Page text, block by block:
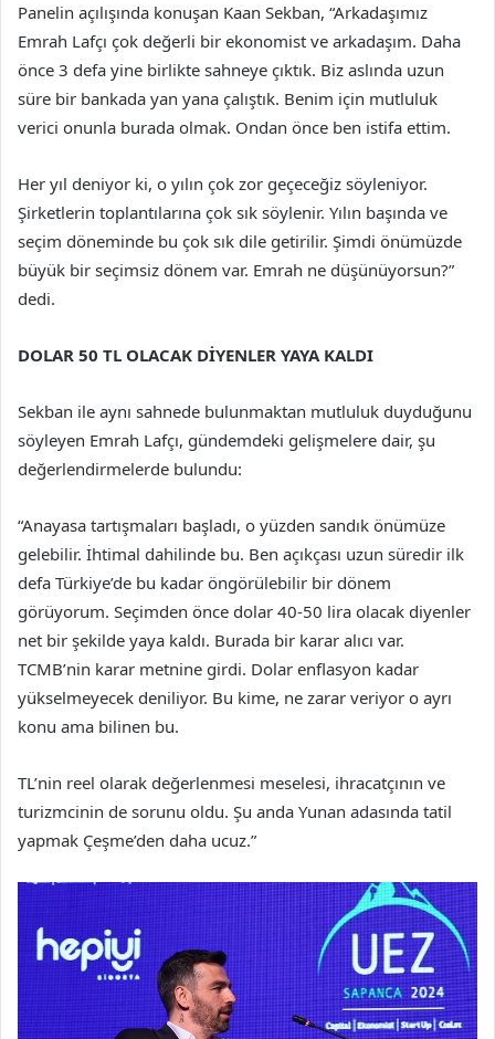
Panelin açılışında konuşan Kaan Sekban, “Arkadaşımız
Emrah Lafçı çok değerli bir ekonomist ve arkadaşım. Daha
önce 3 defa yine birlikte sahneye çıktık. Biz aslında uzun
süre bir bankada yan yana çalıştık. Benim için mutluluk
verici onunla burada olmak. Ondan önce ben istifa ettim.
Her yıl deniyor ki, o yılın çok zor geçeceğiz söyleniyor.
Şirketlerin toplantılarına çok sık söylenir. Yılın başında ve
seçim döneminde bu çok sık dile getirilir. Şimdi önümüzde
büyük bir seçimsiz dönem var. Emrah ne düşünüyorsun?”
dedi.
DOLAR 50 TL OLACAK DİYENLER YAYA KALDI
Sekban ile aynı sahnede bulunmaktan mutluluk duyduğunu
söyleyen Emrah Lafçı, gündemdeki gelişmelere dair, şu
değerlendirmelerde bulundu:
“Anayasa tartışmaları başladı, o yüzden sandık önümüze
gelebilir. İhtimal dahilinde bu. Ben açıkçası uzun süredir ilk
defa Türkiye’de bu kadar öngörülebilir bir dönem
görüyorum. Seçimden önce dolar 40-50 lira olacak diyenler
net bir şekilde yaya kaldı. Burada bir karar alıcı var.
TCMB’nin karar metnine girdi. Dolar enflasyon kadar
yükselmeyecek deniliyor. Bu kime, ne zarar veriyor o ayrı
konu ama bilinen bu.
TL’nin reel olarak değerlenmesi meselesi, ihracatçının ve
turizmcinin de sorunu oldu. Şu anda Yunan adasında tatil
yapmak Çeşme’den daha ucuz.”